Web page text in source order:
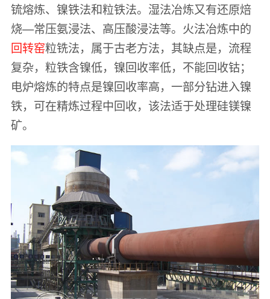
锍熔炼、镍铁法和粒铁法。湿法冶炼又有还原焙
烧—常压氨浸法、高压酸浸法等。火法冶炼中的
回转窑粒铣法，属于古老方法，其缺点是，流程
复杂，粒铁含镍低，镍回收率低，不能回收钴；
电炉熔炼的特点是镍回收率高，一部分钻进入镍
铁，可在精炼过程中回收，该法适于处理硅镁镍
矿。